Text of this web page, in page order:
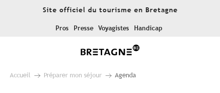
Site officiel du tourisme en Bretagne
Pros Presse Voyagistes Handicap
Accueil Préparer mon séjour Agenda